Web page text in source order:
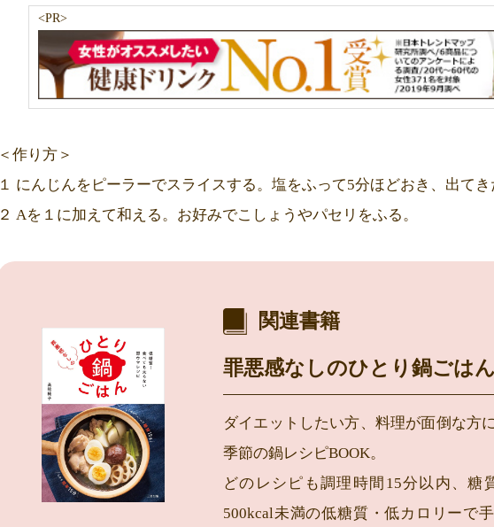
<PR>
＜作り方＞
１ にんじんをピーラーでスライスする。塩をふって5分ほどおき、出てき
２ Aを１に加えて和える。お好みでこしょうやパセリをふる。
関連書籍
罪悪感なしのひとり鍋ごはん
ダイエットしたい方、料理が面倒な方
季節の鍋レシピBOOK。
どのレシピも調理時間15分以内、糖
500kcal未満の低糖質・低カロリーで